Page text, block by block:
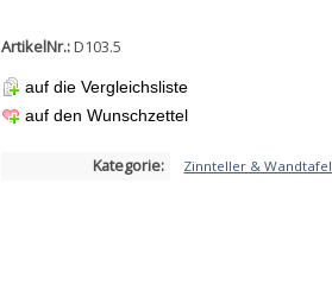
ArtikelNr.: D103.5
auf die Vergleichsliste
auf den Wunschzettel
Kategorie: Zinnteller & Wandtafel